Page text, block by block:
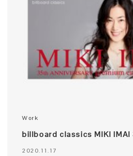
Work
billboard classics MIKI
2020.11.17